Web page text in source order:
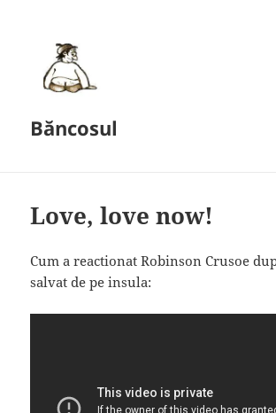
Băncosul
Love, love now!
Cum a reactionat Robinson Crusoe
salvat de pe insula: